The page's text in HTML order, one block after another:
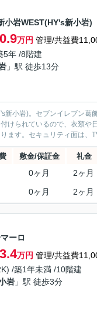
小岩WEST(HY's新小岩)
万円 管理/共益費
5年 /8階建
」駅 徒歩13分
新小岩)。セブンイレブン
けられているので、衣類
ます。セキュリティ面は、
敷金/保証金 礼金
0ヶ月 2ヶ月
0ヶ月 2ヶ月
ーロ
万円 管理/共益費
/築1年未満 /10階建
岩 」駅 徒歩3分